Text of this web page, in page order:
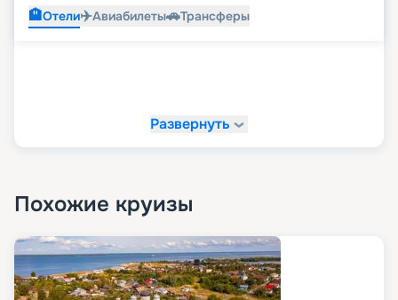
🏨Отели✈️Авиабилеты🚗Трансферы
Развернуть
Похожие круизы